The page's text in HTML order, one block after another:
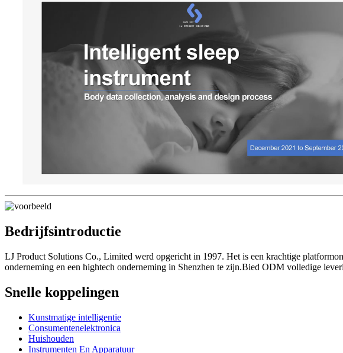
Bedrijfsintroductie
LJ Product Solutions Co., Limited werd opgericht in 1997. Het is een krachtige
onderneming en een hightech onderneming in Shenzhen te zijn.Bied ODM volledige
Snelle koppelingen
Kunstmatige intelligentie
Consumentenelektronica
Huishouden
Instrumenten En Apparatuur